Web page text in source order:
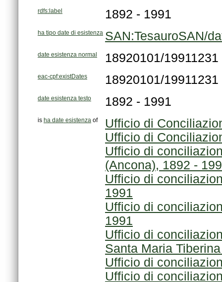
rdfs:label 1892 - 1991
ha tipo date di esistenza SAN:TesauroSAN/
date esistenza normal 18920101/19911231
eac-cpf:existDates 18920101/19911231
date esistenza testo 1892 - 1991
is ha date esistenza of
Ufficio di
Ufficio di
(Ancona), 1892 -
1991
1991
Santa Maria
Ufficio di